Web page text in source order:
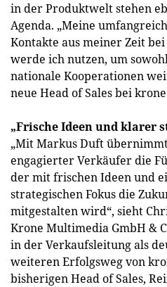
in der Produktwelt stehen
Agenda. „Meine
Kontakte aus meiner Zeit
werde ich nutzen, um
nationale Kooperationen
neue Head of Sales bei
„Frische Ideen und klarer
„Mit Markus Duft
engagierter Verkäufer die
der mit frischen Ideen und
strategischen Fokus die
mitgestalten wird“, sieht
Krone Multimedia GmbH &
in der Verkaufsleitung als
weiteren Erfolgsweg von
bisherigen Head of Sales,